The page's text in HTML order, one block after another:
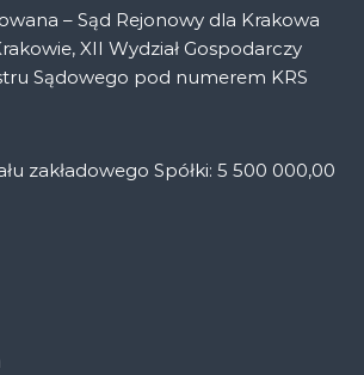
– Sąd Rejonowy dla Krakowa
XII Wydział Gospodarczy
Sądowego pod numerem KRS
zakładowego Spółki: 5 500 000,00